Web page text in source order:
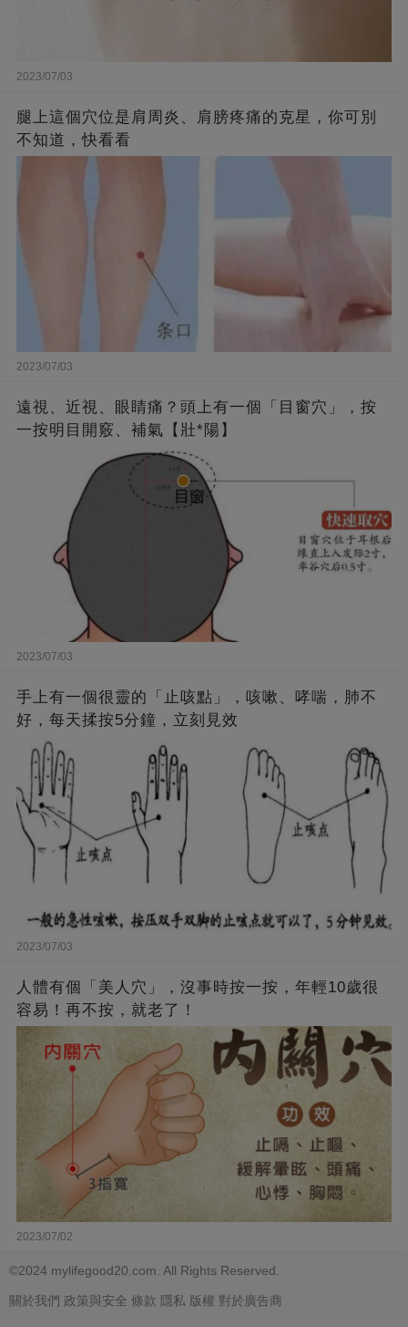
2023/07/03
腿上這個穴位是肩周炎、肩膀疼痛的克星，你可別
不知道，快看看
2023/07/03
遠視、近視、眼睛痛？頭上有一個「目窗穴」，按
一按明目開竅、補氣【壯*陽】
2023/07/03
手上有一個很靈的「止咳點」，咳嗽、哮喘，肺不
好，每天揉按5分鐘，立刻見效
2023/07/03
人體有個「美人穴」，沒事時按一按，年輕10歲很
容易！再不按，就老了！
2023/07/02
©2024 mylifegood20.com. All Rights Reserved.
關於我們 政策與安全 條款 隱私 版權 對於廣告商